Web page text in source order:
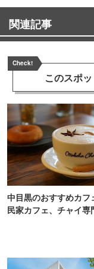
関連記事
Check!
このスポ
中目黒のおすすめカフ
民家カフェ、チャイ専